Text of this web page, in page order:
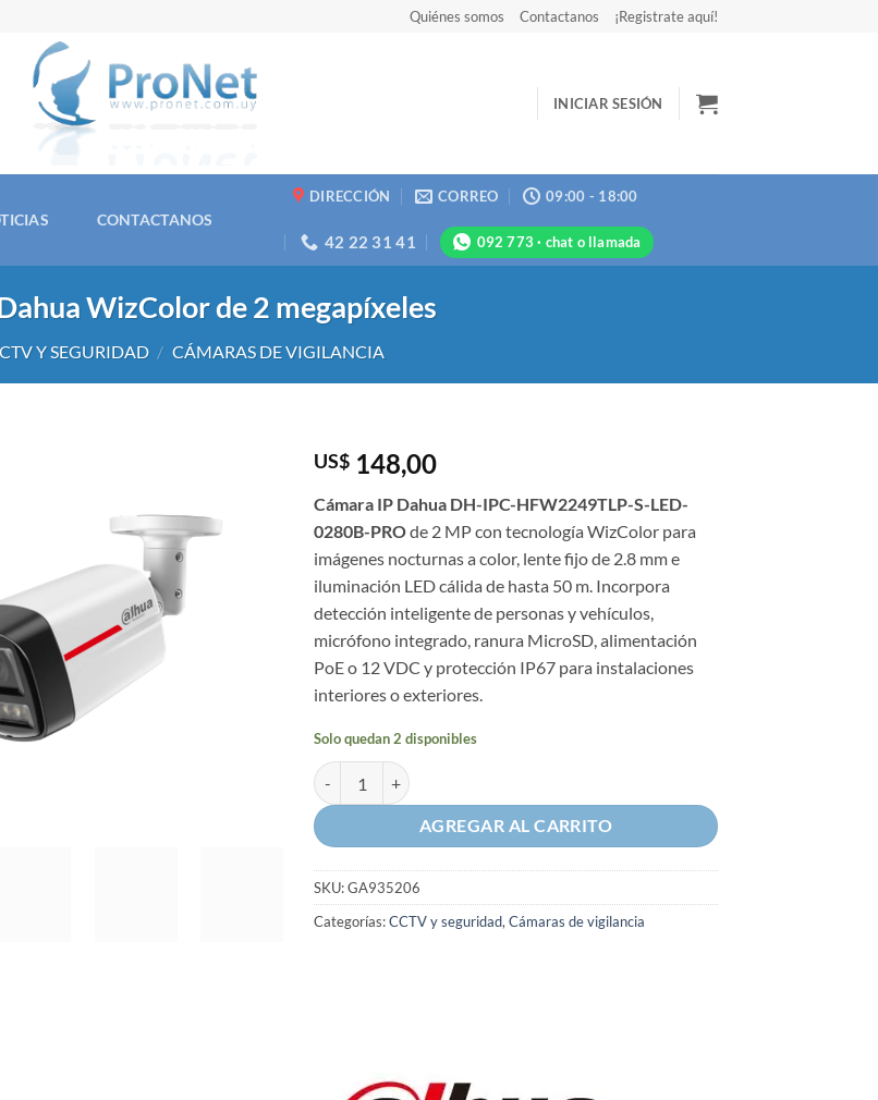
Quiénes somos Contactanos ¡Registrate aquí!
INICIAR SESIÓN
CONTACTANOS
DIRECCIÓN CORREO 09:00 - 18:00
42 22 31 41 092 773 · chat o llamada
WizColor de 2 megapíxeles
Y SEGURIDAD / CÁMARAS DE VIGILANCIA
US$ 148,00
Cámara IP Dahua DH-IPC-HFW2249TLP-S-LED-
0280B-PROde 2 MP con tecnología WizColor para
imágenes nocturnas a color, lente fijo de 2.8 mm e
iluminación LED cálida de hasta 50 m. Incorpora
detección inteligente de personas y vehículos,
micrófono integrado, ranura MicroSD, alimentación
PoE o 12 VDC y protección IP67 para instalaciones
interiores o exteriores.
Solo quedan 2 disponibles
Cámara IP Dahua WizColor de 2 megapíxeles cantidad
AGREGAR AL CARRITO
SKU:GA935206
Categorías:CCTV y seguridad,Cámaras de vigilancia